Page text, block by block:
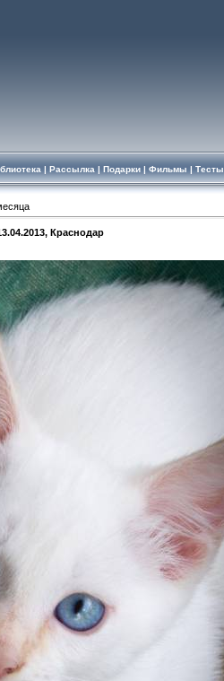
| Рассылка | Подарки| Фильмы | Тесты
Краснодар